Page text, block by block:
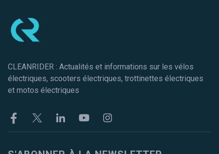
CLEANRIDER : Actualités et informations sur les vélos
électriques, scooters électriques, trottinettes électriques
et motos électriques
FacebookTwitter LinkekinYoutubeInstagram